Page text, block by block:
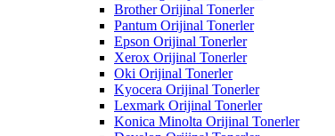
Brother Orijinal Tonerler
Pantum Orijinal Tonerler
Epson Orijinal Tonerler
Xerox Orijinal Tonerler
Oki Orijinal Tonerler
Kyocera Orijinal Tonerler
Lexmark Orijinal Tonerler
Konica Minolta Orijinal Tonerler